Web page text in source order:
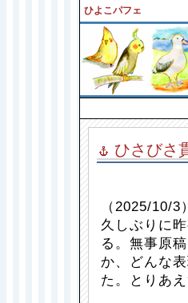
ひよこパフェ
ひさびさ
（2025/10/3）
久しぶりに
る。無事原
か、どんな
た。とりあ